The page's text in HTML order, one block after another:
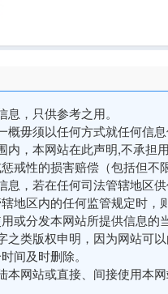
，只供参考之用。
概毋须以任何方式就任何信
内，本网站在此声明,不承担
戒性的损害赔偿（包括但
息，若在任何司法管辖地区
地区内的任何监管规定时
或分发本网站所提供信息的
之类版权申明，因为网站可
间及时删除。
本网站或直接、间接使用本